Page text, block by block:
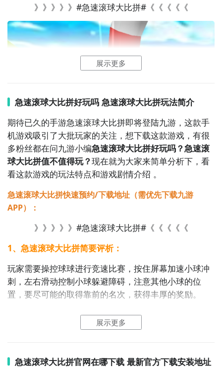
8. 《水果消消看》- 这是一款清新的消除游戏，你需要
通过连接相同的水果来消除它们。游戏中有多个关卡和
道具，让你在消除的同时享受水果的美味。
9. 《动物消消看》- 在这款消除游戏中，你需要通过连
10. 《宝石消消看》- 这是一款华丽的消除游戏，你需要
通过连接相同的宝石来消除它们。游戏中有多个关卡和
特殊道具，让你享受宝石的闪耀和消除的快感。
》》》》》#急速滚球大比拼#《《《《《
展示更多
急速滚球大比拼好玩吗 急速滚球大比拼玩法简介
期待已久的手游急速滚球大比拼即将登陆九游，这款手
机游戏吸引了大批玩家的关注，想下载这款游戏，有很
多粉丝都在问九游小编急速滚球大比拼好玩吗？急速滚
球大比拼值不值得玩？现在就为大家来简单分析下，看
看这款游戏的玩法特点和游戏剧情介绍 。
急速滚球大比拼快速预约/下载地址（需优先下载九游
APP）：
》》》》》#急速滚球大比拼#《《《《《
1、急速滚球大比拼简要评析：
玩家需要操控球球进行竞速比赛，按住屏幕加速小球冲
刺，左右滑动控制小球躲避障碍，注意其他小球的位
置，要尽可能的取得靠前的名次，获得丰厚的奖励。
2、急速滚球大比拼图片欣赏：
展示更多
急速滚球大比拼官网在哪下载 最新官方下载安装地址